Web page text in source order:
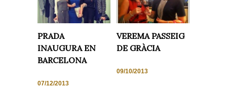
PRADA
INAUGURA EN
BARCELONA
07/12/2013
VEREMA PASSEIG
DE GRÀCIA
09/10/2013